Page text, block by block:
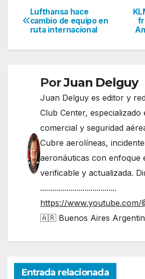
Navegación
de
Lufthansa hace
cambio de equipo en
ruta internacional
PorJuan Delguy
Juan Delguy es editor y
Club Center, especializado
comercial y seguridad
Cubre aerolíneas,
aeronáuticas con enfoque
verificable y actualizada.
......................................
https://www.youtube.com/
🇦🇷 Buenos Aires
Entrada relacionada